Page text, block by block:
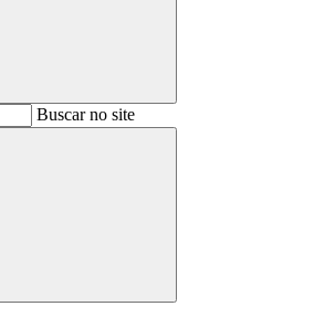
BuscarBuscar no site
Buscar